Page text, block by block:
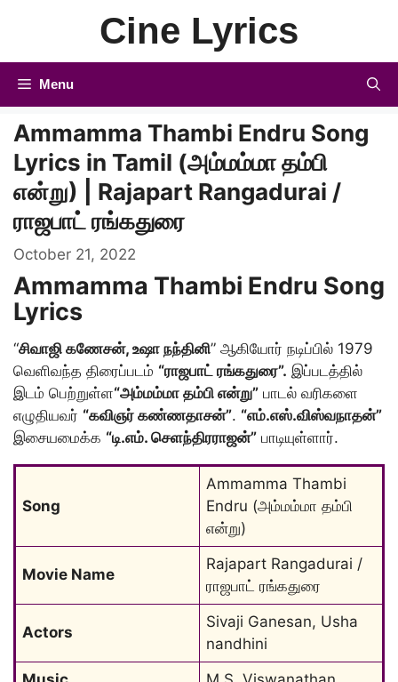
Cine Lyrics
Menu
Ammamma Thambi Endru Song
Lyrics in Tamil (அம்மம்மா தம்பி
என்று) | Rajapart Rangadurai /
ராஜபாட் ரங்கதுரை
October 21, 2022
Ammamma Thambi Endru Song
Lyrics
“சிவாஜி கணேசன், உஷா நந்தினி” ஆகியோர் நடிப்பில் 1979
வெளிவந்த திரைப்படம் “ராஜபாட் ரங்கதுரை”. இப்படத்தில்
இடம் பெற்றுள்ள“அம்மம்மா தம்பி என்று” பாடல் வரிகளை
எழுதியவர் “கவிஞர் கண்ணதாசன்”. “எம்.எஸ்.விஸ்வநாதன்”
இசையமைக்க “டி.எம். செளந்திரராஜன்” பாடியுள்ளார்.
Song
Ammamma Thambi
Endru (அம்மம்மா தம்பி
என்று)
Movie Name
Rajapart Rangadurai /
ராஜபாட் ரங்கதுரை
Actors
Sivaji Ganesan, Usha
nandhini